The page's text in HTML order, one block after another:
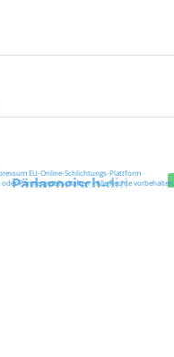
Pädagogisch-did…
EU-Online-Schlichtungs-Plattform·
Partnergesellschaften - Alle Rechte vorbehalten.